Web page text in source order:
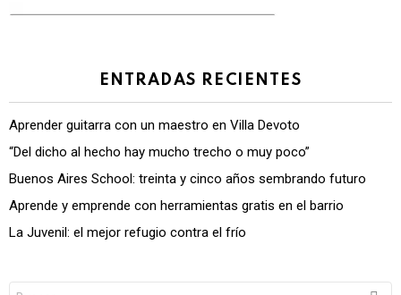
ENTRADAS RECIENTES
Aprender guitarra con un maestro en Villa Devoto
“Del dicho al hecho hay mucho trecho o muy poco”
Buenos Aires School: treinta y cinco años sembrando futuro
Aprende y emprende con herramientas gratis en el barrio
La Juvenil: el mejor refugio contra el frío